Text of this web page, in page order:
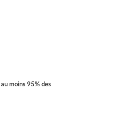
au moins 95% des